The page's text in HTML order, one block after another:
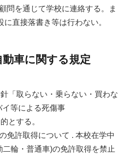
問を通じて学校に連絡する。ま
直接落書き等は行わない。
車に関する規定
「取らない・乗らない・買わな
イ等による死傷事
とする。
免許取得について . 本校在学中
輪・普通車)の免許取得を禁止